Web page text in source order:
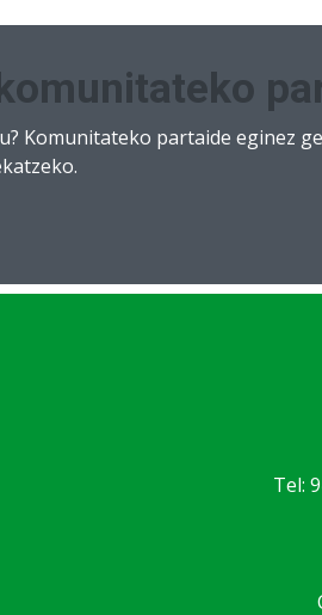
Komunitateko partaide eginez
Tel: